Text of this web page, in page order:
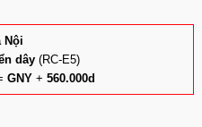
Nội
dây (RC-E5)
GNY + 560.000d